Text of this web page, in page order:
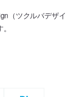
（ツクルバデザイ